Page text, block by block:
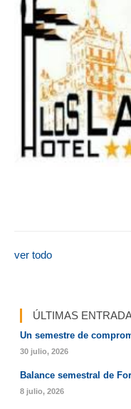
ver todo
ÚLTIMAS
Un semestre de
30 julio, 2026
Balance semestral de
8 julio, 2026